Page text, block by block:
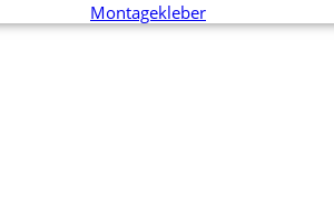
Montagekleber